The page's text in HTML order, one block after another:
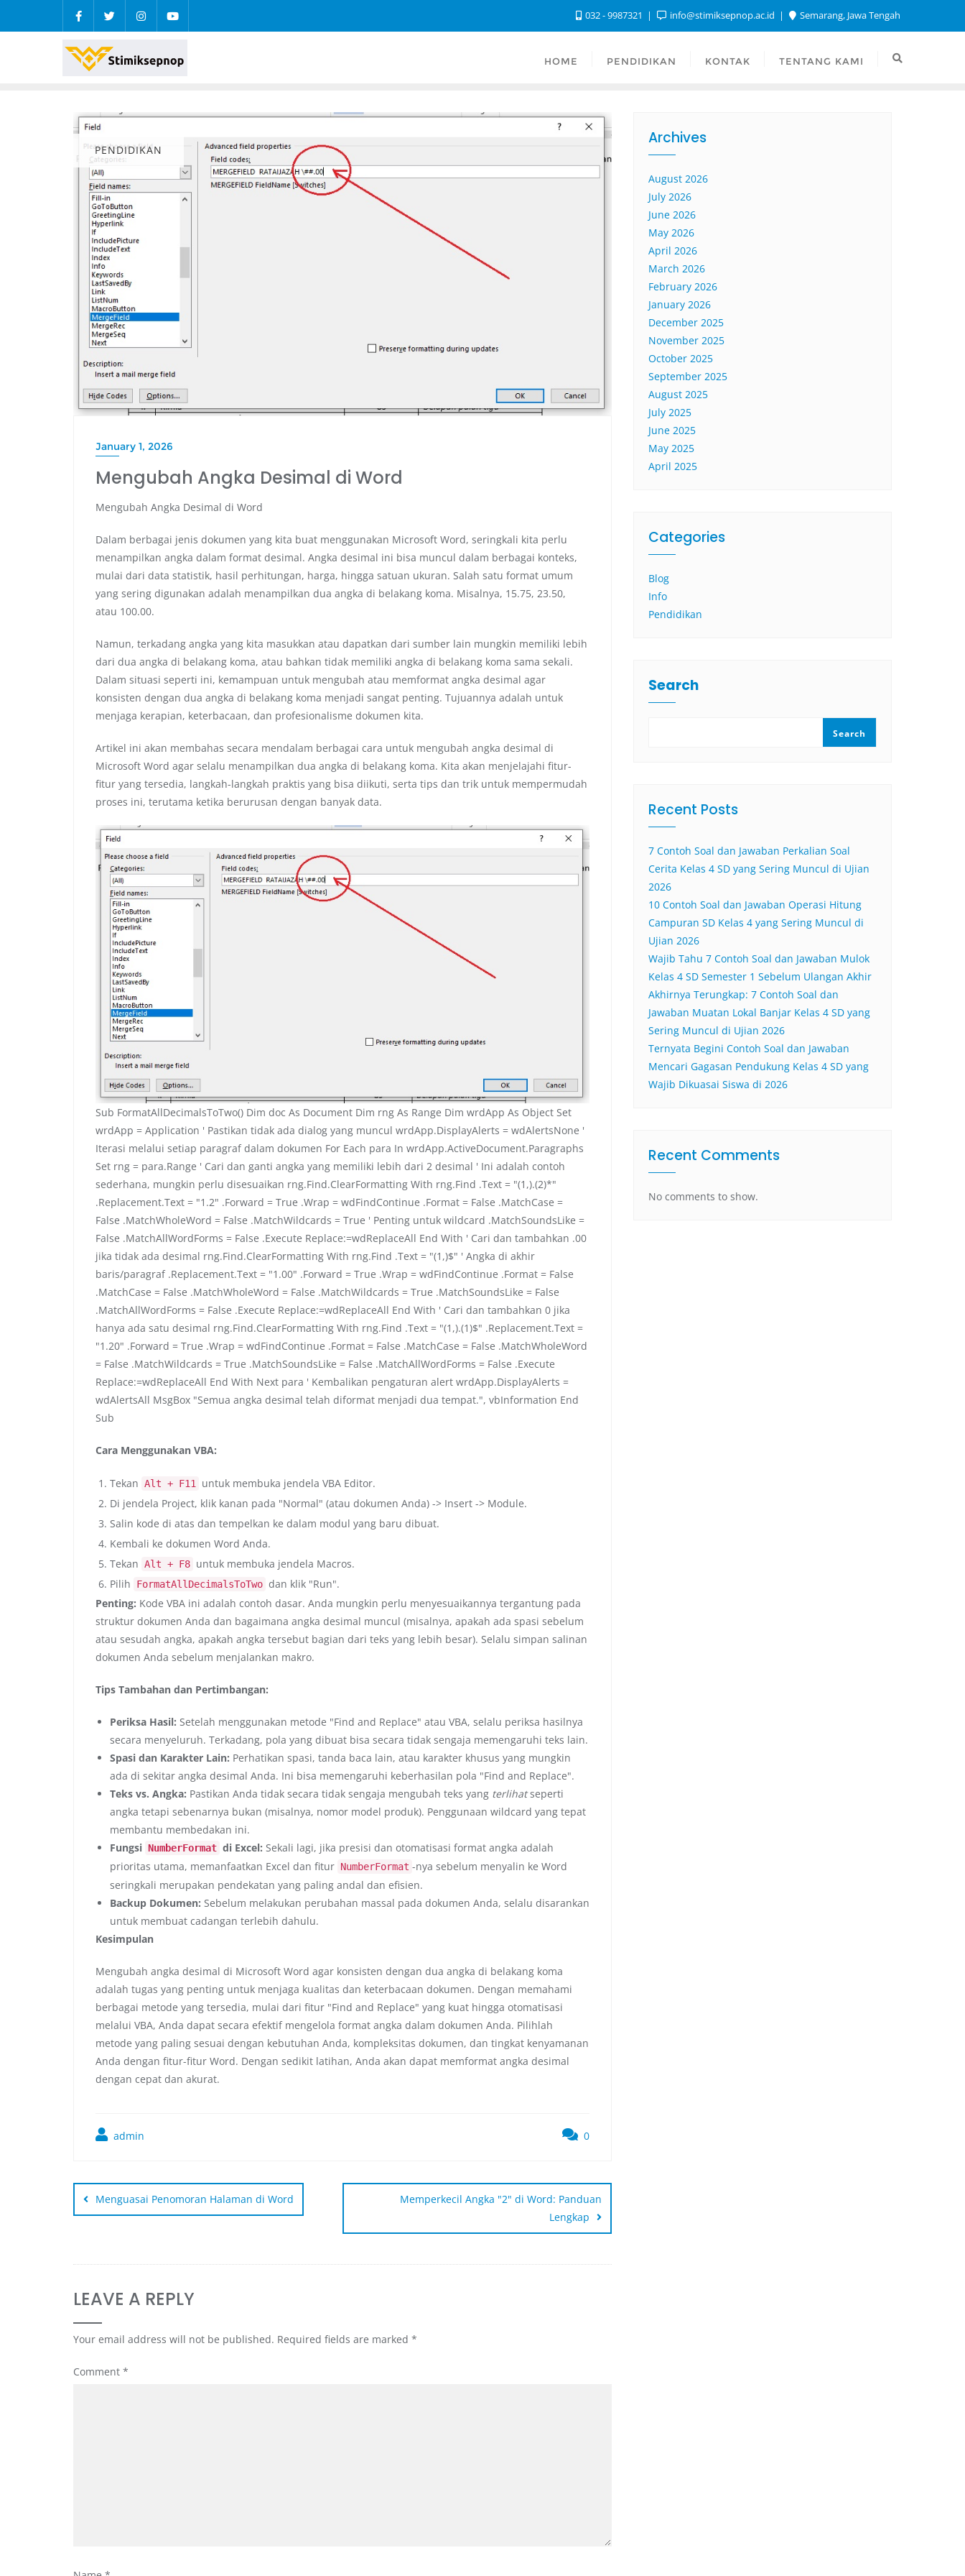
032 - 9987321 info@stimiksepnop.ac.id Semarang, Jawa Tengah
HOME PENDIDIKAN KONTAK TENTANG KAMI
PENDIDIKAN
January 1, 2026
Mengubah Angka Desimal di Word
Mengubah Angka Desimal di Word
Dalam berbagai jenis dokumen yang kita buat menggunakan Microsoft Word, seringkali kita perlu
menampilkan angka dalam format desimal. Angka desimal ini bisa muncul dalam berbagai konteks,
mulai dari data statistik, hasil perhitungan, harga, hingga satuan ukuran. Salah satu format umum
yang sering digunakan adalah menampilkan dua angka di belakang koma. Misalnya, 15.75, 23.50,
atau 100.00.
Namun, terkadang angka yang kita masukkan atau dapatkan dari sumber lain mungkin memiliki lebih
dari dua angka di belakang koma, atau bahkan tidak memiliki angka di belakang koma sama sekali.
Dalam situasi seperti ini, kemampuan untuk mengubah atau memformat angka desimal agar
konsisten dengan dua angka di belakang koma menjadi sangat penting. Tujuannya adalah untuk
menjaga kerapian, keterbacaan, dan profesionalisme dokumen kita.
Artikel ini akan membahas secara mendalam berbagai cara untuk mengubah angka desimal di
Microsoft Word agar selalu menampilkan dua angka di belakang koma. Kita akan menjelajahi fitur-
fitur yang tersedia, langkah-langkah praktis yang bisa diikuti, serta tips dan trik untuk mempermudah
proses ini, terutama ketika berurusan dengan banyak data.
Sub FormatAllDecimalsToTwo() Dim doc As Document Dim rng As Range Dim wrdApp As Object Set
wrdApp = Application ' Pastikan tidak ada dialog yang muncul wrdApp.DisplayAlerts = wdAlertsNone '
Iterasi melalui setiap paragraf dalam dokumen For Each para In wrdApp.ActiveDocument.Paragraphs
Set rng = para.Range ' Cari dan ganti angka yang memiliki lebih dari 2 desimal ' Ini adalah contoh
sederhana, mungkin perlu disesuaikan rng.Find.ClearFormatting With rng.Find .Text = "(1,).(2)*"
.Replacement.Text = "1.2" .Forward = True .Wrap = wdFindContinue .Format = False .MatchCase =
False .MatchWholeWord = False .MatchWildcards = True ' Penting untuk wildcard .MatchSoundsLike =
False .MatchAllWordForms = False .Execute Replace:=wdReplaceAll End With ' Cari dan tambahkan .00
jika tidak ada desimal rng.Find.ClearFormatting With rng.Find .Text = "(1,)$" ' Angka di akhir
baris/paragraf .Replacement.Text = "1.00" .Forward = True .Wrap = wdFindContinue .Format = False
.MatchCase = False .MatchWholeWord = False .MatchWildcards = True .MatchSoundsLike = False
.MatchAllWordForms = False .Execute Replace:=wdReplaceAll End With ' Cari dan tambahkan 0 jika
hanya ada satu desimal rng.Find.ClearFormatting With rng.Find .Text = "(1,).(1)$" .Replacement.Text =
"1.20" .Forward = True .Wrap = wdFindContinue .Format = False .MatchCase = False .MatchWholeWord
= False .MatchWildcards = True .MatchSoundsLike = False .MatchAllWordForms = False .Execute
Replace:=wdReplaceAll End With Next para ' Kembalikan pengaturan alert wrdApp.DisplayAlerts =
wdAlertsAll MsgBox "Semua angka desimal telah diformat menjadi dua tempat.", vbInformation End
Sub
Cara Menggunakan VBA:
Tekan Alt + F11
untuk membuka jendela VBA Editor.
Di jendela Project, klik kanan pada "Normal" (atau dokumen Anda) -> Insert -> Module.
Salin kode di atas dan tempelkan ke dalam modul yang baru dibuat.
Kembali ke dokumen Word Anda.
Tekan Alt + F8 untuk membuka jendela Macros.
Pilih
FormatAllDecimalsToTwo dan klik "Run".
Penting: Kode VBA ini adalah contoh dasar. Anda mungkin perlu menyesuaikannya tergantung pada
struktur dokumen Anda dan bagaimana angka desimal muncul (misalnya, apakah ada spasi sebelum
atau sesudah angka, apakah angka tersebut bagian dari teks yang lebih besar). Selalu simpan salinan
dokumen Anda sebelum menjalankan makro.
Tips Tambahan dan Pertimbangan:
Periksa Hasil: Setelah menggunakan metode "Find and Replace" atau VBA, selalu periksa hasilnya
secara menyeluruh. Terkadang, pola yang dibuat bisa secara tidak sengaja memengaruhi teks lain.
Spasi dan Karakter Lain: Perhatikan spasi, tanda baca lain, atau karakter khusus yang mungkin
ada di sekitar angka desimal Anda. Ini bisa memengaruhi keberhasilan pola "Find and Replace".
Teks vs. Angka: Pastikan Anda tidak secara tidak sengaja mengubah teks yang terlihatseperti
angka tetapi sebenarnya bukan (misalnya, nomor model produk). Penggunaan wildcard yang tepat
membantu membedakan ini.
Fungsi NumberFormat di Excel: Sekali lagi, jika presisi dan otomatisasi format angka adalah
prioritas utama, memanfaatkan Excel dan fitur NumberFormat -nya sebelum menyalin ke Word
seringkali merupakan pendekatan yang paling andal dan efisien.
Backup Dokumen: Sebelum melakukan perubahan massal pada dokumen Anda, selalu disarankan
untuk membuat cadangan terlebih dahulu.
Kesimpulan
Mengubah angka desimal di Microsoft Word agar konsisten dengan dua angka di belakang koma
adalah tugas yang penting untuk menjaga kualitas dan keterbacaan dokumen. Dengan memahami
berbagai metode yang tersedia, mulai dari fitur "Find and Replace" yang kuat hingga otomatisasi
melalui VBA, Anda dapat secara efektif mengelola format angka dalam dokumen Anda. Pilihlah
metode yang paling sesuai dengan kebutuhan Anda, kompleksitas dokumen, dan tingkat kenyamanan
Anda dengan fitur-fitur Word. Dengan sedikit latihan, Anda akan dapat memformat angka desimal
dengan cepat dan akurat.
admin 0
Menguasai Penomoran Halaman di Word
Memperkecil Angka "2" di Word: Panduan
Lengkap
LEAVE A REPLY
Your email address will not be published. Required fields are marked *
Comment *
Archives
August 2026
July 2026
June 2026
May 2026
April 2026
March 2026
February 2026
January 2026
December 2025
November 2025
October 2025
September 2025
August 2025
July 2025
June 2025
May 2025
April 2025
Categories
Blog
Info
Pendidikan
Search
Search
Recent Posts
7 Contoh Soal dan Jawaban Perkalian Soal
Cerita Kelas 4 SD yang Sering Muncul di Ujian
2026
10 Contoh Soal dan Jawaban Operasi Hitung
Campuran SD Kelas 4 yang Sering Muncul di
Ujian 2026
Wajib Tahu 7 Contoh Soal dan Jawaban Mulok
Kelas 4 SD Semester 1 Sebelum Ulangan Akhir
Akhirnya Terungkap: 7 Contoh Soal dan
Jawaban Muatan Lokal Banjar Kelas 4 SD yang
Sering Muncul di Ujian 2026
Ternyata Begini Contoh Soal dan Jawaban
Mencari Gagasan Pendukung Kelas 4 SD yang
Wajib Dikuasai Siswa di 2026
Recent Comments
No comments to show.